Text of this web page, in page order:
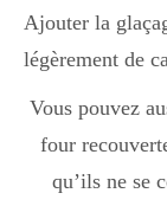
Ajouter la
légèrement de
Vous pouvez
four
qu’ils ne se